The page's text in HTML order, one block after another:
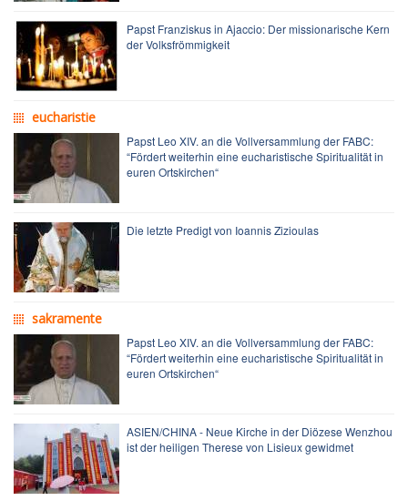
Papst Franziskus in Ajaccio: Der missionarische Kern
der Volksfrömmigkeit
eucharistie
Papst Leo XIV. an die Vollversammlung der FABC:
“Fördert weiterhin eine eucharistische Spiritualität in
euren Ortskirchen“
Die letzte Predigt von Ioannis Zizioulas
sakramente
Papst Leo XIV. an die Vollversammlung der FABC:
“Fördert weiterhin eine eucharistische Spiritualität in
euren Ortskirchen“
ASIEN/CHINA - Neue Kirche in der Diözese Wenzhou
ist der heiligen Therese von Lisieux gewidmet